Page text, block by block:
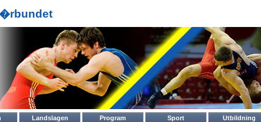
Landslagen Program Sport Utbildning